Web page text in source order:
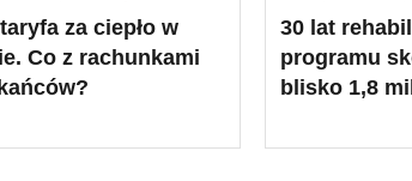
za ciepło w
Co z rachunkami
30 lat
programu
blisko 1,8